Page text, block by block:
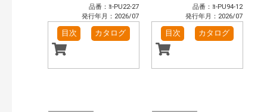
品番：ﾖ-PU22-27
発行年月：2026/07
目次 カタログ
品番：ﾖ-PU94-12
発行年月：2026/07
目次 カタログ